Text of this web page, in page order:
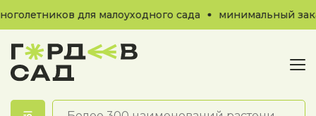
для малоуходного сада минимальный